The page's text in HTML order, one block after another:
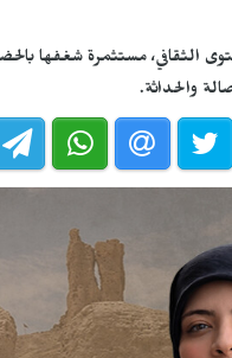
الثقافي، مستثمرة شغفها
والحداثة.